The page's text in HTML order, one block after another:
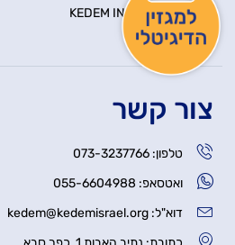
KEDEM INNOVATION HUB
יצירת קשר
צור קשר
טלפון: 073-3237766
ואטסאפ: 055-6604988
דוא"ל: kedem@kedemisrael.org